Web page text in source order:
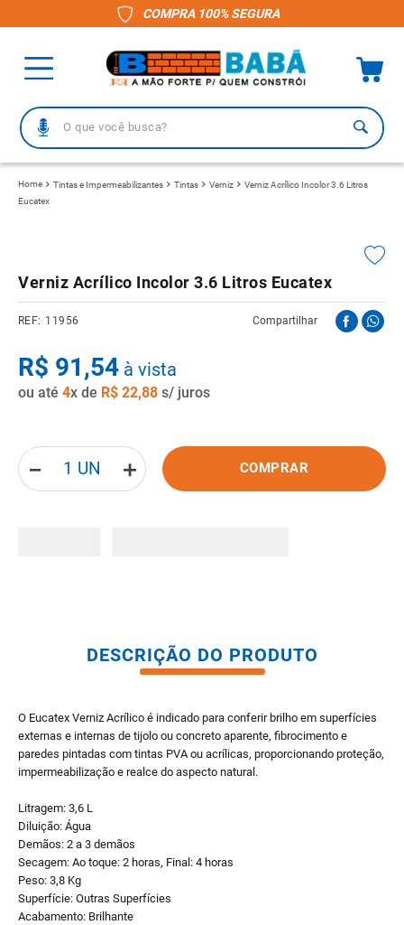
COMPRA 100% SEGURA
O que você busca?
Tintas e Impermeabilizantes Tintas Verniz
Verniz Acrílico Incolor 3.6 Litros
Eucatex
Verniz Acrílico Incolor 3.6 Litros Eucatex
11956 Compartilhar
R$ 91 ,54 à vista
ou até 4x de R$ 22,88 s/ juros
＋
－ COMPRAR
DESCRIÇÃO DO PRODUTO
O Eucatex Verniz Acrílico é indicado para conferir brilho em superfícies
externas e internas de tijolo ou concreto aparente, fibrocimento e
paredes pintadas com tintas PVA ou acrílicas, proporcionando proteção,
impermeabilização e realce do aspecto natural.
Litragem: 3,6 L
Diluição: Água
Demãos: 2 a 3 demãos
Secagem: Ao toque: 2 horas, Final: 4 horas
Peso: 3,8 Kg
Superfície: Outras Superfícies
Acabamento: Brilhante
1º
revestimento
6º gabinete banheiro
7º telha fibrocimento
vaso sanitario caixa acoplada